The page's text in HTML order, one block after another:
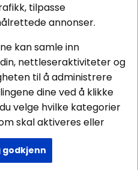
Instagram
Facebook
Youtube
Tiktok
- BRL Electronics
tilpasse
annonser.
kan samle inn
nettleseraktiviteter og
til å administrere
dine ved å klikke
velge hvilke kategorier
skal aktiveres eller
på at deaktivering
kan påvirke
godkjenn